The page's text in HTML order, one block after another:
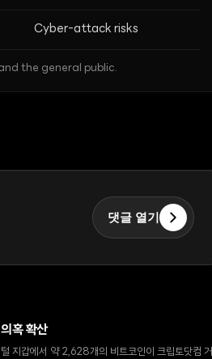
Cyber-attack risks
the general public.
댓글 열기
혹 확산
지갑에서 약 2,628개의 비트코인이 크립토닷컴 거